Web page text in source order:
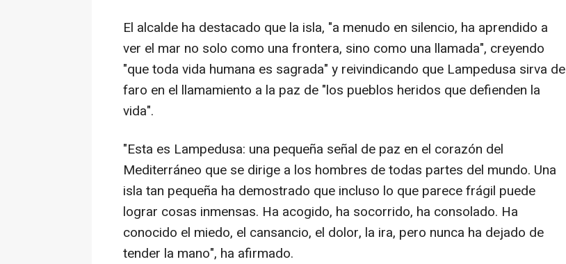
El alcalde ha destacado que la isla, "a menudo en silencio, ha aprendido a
ver el mar no solo como una frontera, sino como una llamada", creyendo
"que toda vida humana es sagrada" y reivindicando que Lampedusa sirva de
faro en el llamamiento a la paz de "los pueblos heridos que defienden la
vida".
"Esta es Lampedusa: una pequeña señal de paz en el corazón del
Mediterráneo que se dirige a los hombres de todas partes del mundo. Una
isla tan pequeña ha demostrado que incluso lo que parece frágil puede
lograr cosas inmensas. Ha acogido, ha socorrido, ha consolado. Ha
conocido el miedo, el cansancio, el dolor, la ira, pero nunca ha dejado de
tender la mano", ha afirmado.